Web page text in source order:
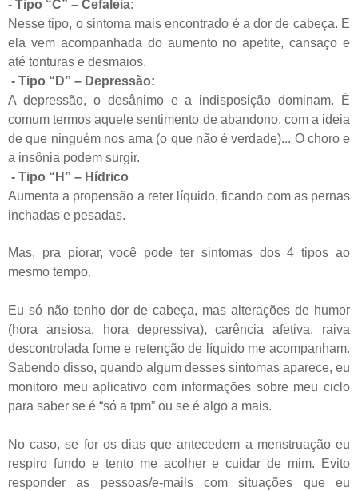
- Tipo “C” – Cefaleia:
Nesse tipo, o sintoma mais encontrado é a dor de cabeça. E
ela vem acompanhada do aumento no apetite, cansaço e
até tonturas e desmaios.
- Tipo “D” – Depressão:
A depressão, o desânimo e a indisposição dominam. É
comum termos aquele sentimento de abandono, com a ideia
de que ninguém nos ama (o que não é verdade)... O choro e
a insônia podem surgir.
- Tipo “H” – Hídrico
Aumenta a propensão a reter líquido, ficando com as pernas
inchadas e pesadas.
Mas, pra piorar, você pode ter sintomas dos 4 tipos ao
mesmo tempo.
Eu só não tenho dor de cabeça, mas alterações de humor
(hora ansiosa, hora depressiva), carência afetiva, raiva
descontrolada fome e retenção de líquido me acompanham.
Sabendo disso, quando algum desses sintomas aparece, eu
monitoro meu aplicativo com informações sobre meu ciclo
para saber se é “só a tpm” ou se é algo a mais.
No caso, se for os dias que antecedem a menstruação eu
respiro fundo e tento me acolher e cuidar de mim. Evito
responder as pessoas/e-mails com situações que eu